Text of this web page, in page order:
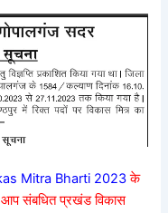
Mitra Bharti 2023के
संबधित प्रखंड विकास